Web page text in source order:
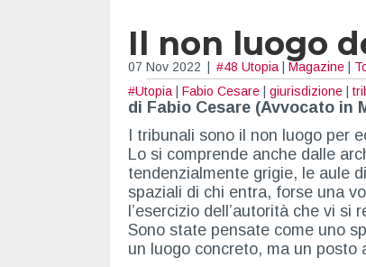
Il non luogo
07 Nov 2022 #48 Utopia| Magazine
#Utopia| Fabio Cesare giurisdizione
di Fabio Cesare (Avvocato in
I tribunali sono il non luogo per
Lo si comprende anche dalle
tendenzialmente grigie, le aule
spaziali di chi entra, forse una
l’esercizio dell’autorità che vi si
Sono state pensate come uno
un luogo concreto, ma un posto